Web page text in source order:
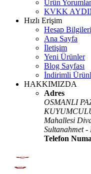
Ürün
KVKK
Hızlı Erişim
Hesap Bilgileri
Ana Sayfa
İletişim
Yeni Ürünler
Blog Sayfası
İndirimli
HAKKIMIZDA
Adres
OSMANLI
Mahallesi
Sultanahmet -
Telefon